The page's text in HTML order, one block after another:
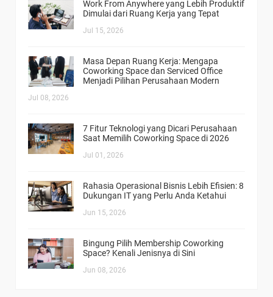
Work From Anywhere yang Lebih Produktif
Dimulai dari Ruang Kerja yang Tepat
Jul 15, 2026
Masa Depan Ruang Kerja: Mengapa
Coworking Space dan Serviced Office
Menjadi Pilihan Perusahaan Modern
Jul 08, 2026
7 Fitur Teknologi yang Dicari Perusahaan
Saat Memilih Coworking Space di 2026
Jul 01, 2026
Rahasia Operasional Bisnis Lebih Efisien: 8
Dukungan IT yang Perlu Anda Ketahui
Jun 15, 2026
Bingung Pilih Membership Coworking
Space? Kenali Jenisnya di Sini
Jun 08, 2026